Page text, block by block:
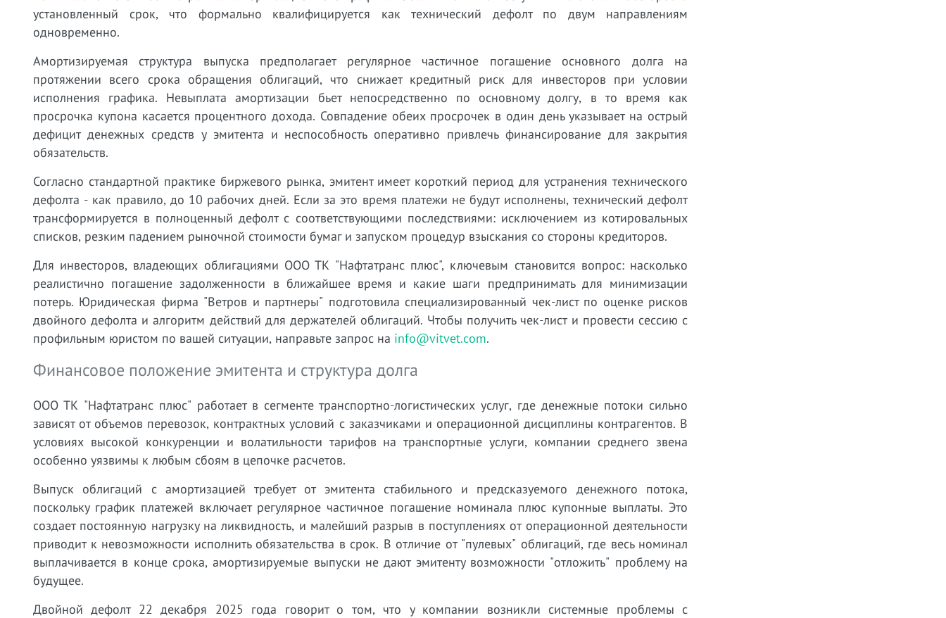
установленный срок, что формально квалифицируется как технический дефолт по двум направлениям
одновременно.
Амортизируемая структура выпуска предполагает регулярное частичное погашение основного долга на
протяжении всего срока обращения облигаций, что снижает кредитный риск для инвесторов при условии
исполнения графика. Невыплата амортизации бьет непосредственно по основному долгу, в то время как
просрочка купона касается процентного дохода. Совпадение обеих просрочек в один день указывает на острый
дефицит денежных средств у эмитента и неспособность оперативно привлечь финансирование для закрытия
обязательств.
Согласно стандартной практике биржевого рынка, эмитент имеет короткий период для устранения технического
дефолта - как правило, до 10 рабочих дней. Если за это время платежи не будут исполнены, технический дефолт
трансформируется в полноценный дефолт с соответствующими последствиями: исключением из котировальных
списков, резким падением рыночной стоимости бумаг и запуском процедур взыскания со стороны кредиторов.
Для инвесторов, владеющих облигациями ООО ТК "Нафтатранс плюс", ключевым становится вопрос: насколько
реалистично погашение задолженности в ближайшее время и какие шаги предпринимать для минимизации
потерь. Юридическая фирма "Ветров и партнеры" подготовила специализированный чек-лист по оценке рисков
двойного дефолта и алгоритм действий для держателей облигаций. Чтобы получить чек-лист и провести сессию с
профильным юристом по вашей ситуации, направьте запрос на info@vitvet.com.
Финансовое положение эмитента и структура долга
ООО ТК "Нафтатранс плюс" работает в сегменте транспортно-логистических услуг, где денежные потоки сильно
зависят от объемов перевозок, контрактных условий с заказчиками и операционной дисциплины контрагентов. В
условиях высокой конкуренции и волатильности тарифов на транспортные услуги, компании среднего звена
особенно уязвимы к любым сбоям в цепочке расчетов.
Выпуск облигаций с амортизацией требует от эмитента стабильного и предсказуемого денежного потока,
поскольку график платежей включает регулярное частичное погашение номинала плюс купонные выплаты. Это
создает постоянную нагрузку на ликвидность, и малейший разрыв в поступлениях от операционной деятельности
приводит к невозможности исполнить обязательства в срок. В отличие от "пулевых" облигаций, где весь номинал
выплачивается в конце срока, амортизируемые выпуски не дают эмитенту возможности "отложить" проблему на
будущее.
Двойной дефолт 22 декабря 2025 года говорит о том, что у компании возникли системные проблемы с